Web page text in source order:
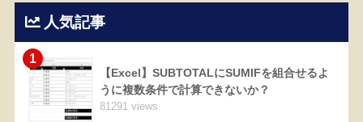
人気記事
1
【Excel】SUBTOTALにSUMIFを組合せるよ
うに複数条件で計算できないか？
81291 views